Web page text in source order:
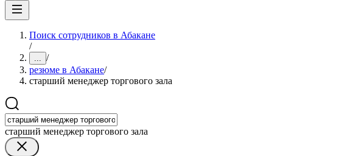
Поиск сотрудников в Абакане
/
... /
резюме в Абакане/
старший менеджер торгового зала
старший менеджер торгового зала